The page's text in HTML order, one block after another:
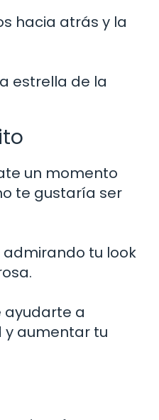
hacia atrás y la
estrella de la
un momento
te gustaría ser
tu look
ayudarte a
y aumentar tu